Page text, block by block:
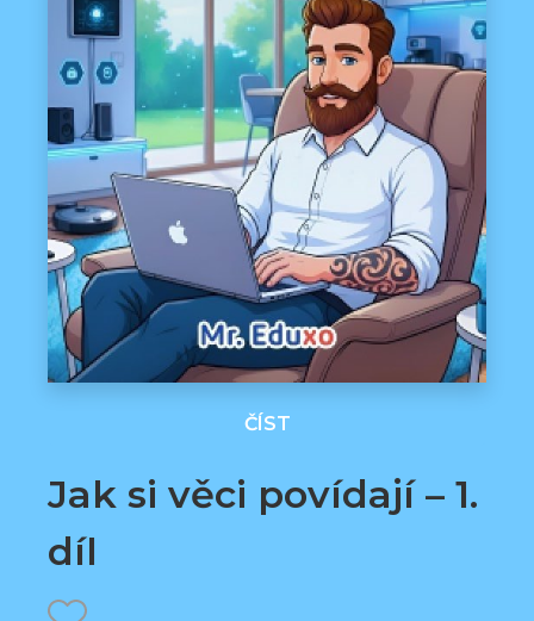
ČÍST
Jak si věci povídají – 1.
díl